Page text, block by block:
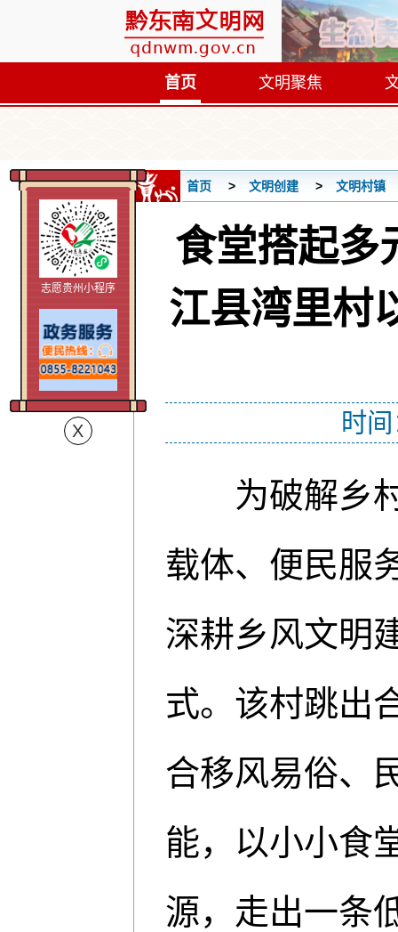
首页 文明聚焦
首页 文明创建 文明村镇
食堂搭起
江县湾里村
时
为破解乡村
载体、便民服
深耕乡风文明
式。该村跳出
合移风易俗、
能，以小小食
源，走出一条
志愿贵州小程序